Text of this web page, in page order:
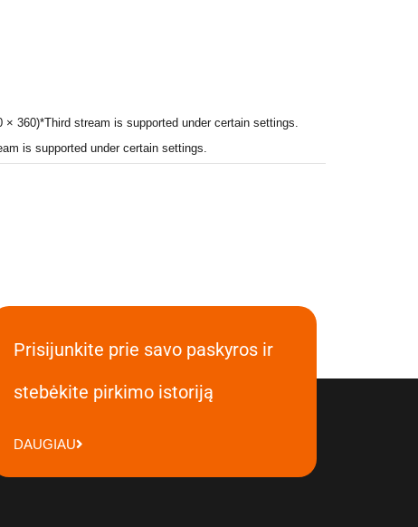
360)*Third stream is supported under certain settings.
is supported under certain settings.
Prisijunkite prie savo paskyros ir
stebėkite pirkimo istoriją
DAUGIAU